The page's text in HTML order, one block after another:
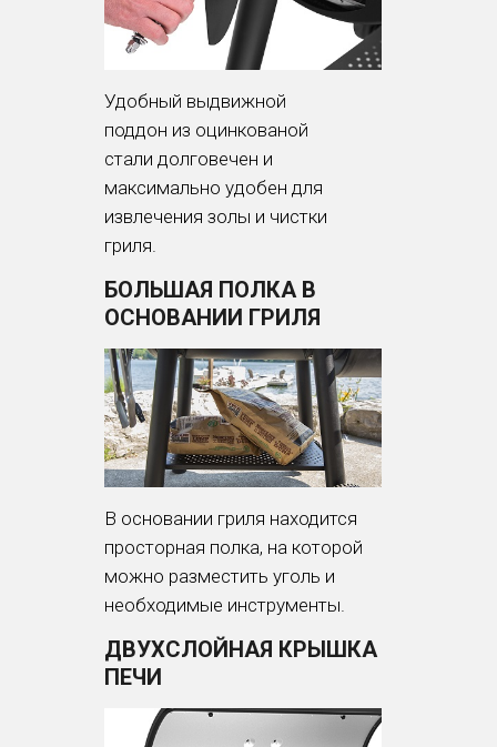
Удобный выдвижной
поддон из оцинкованой
стали долговечен и
максимально удобен для
извлечения золы и чистки
гриля.
БОЛЬШАЯ ПОЛКА В
ОСНОВАНИИ ГРИЛЯ
В основании гриля находится
просторная полка, на которой
можно разместить уголь и
необходимые инструменты.
ДВУХСЛОЙНАЯ КРЫШКА
ПЕЧИ